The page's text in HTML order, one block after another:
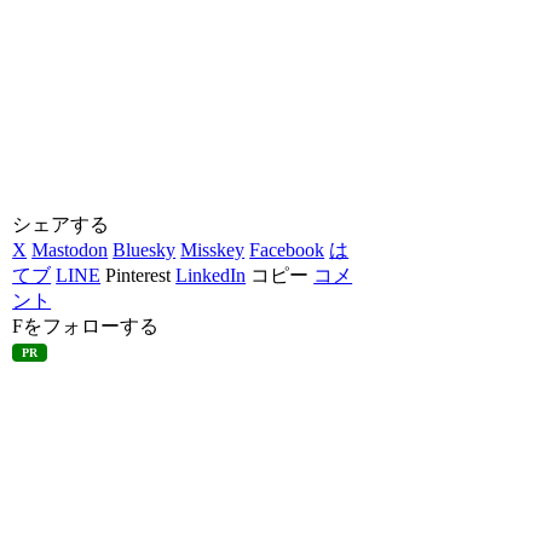
シェアする
X Mastodon Bluesky Misskey Facebook は
てブ LINE Pinterest LinkedIn コピー コメ
ント
Fをフォローする
PR